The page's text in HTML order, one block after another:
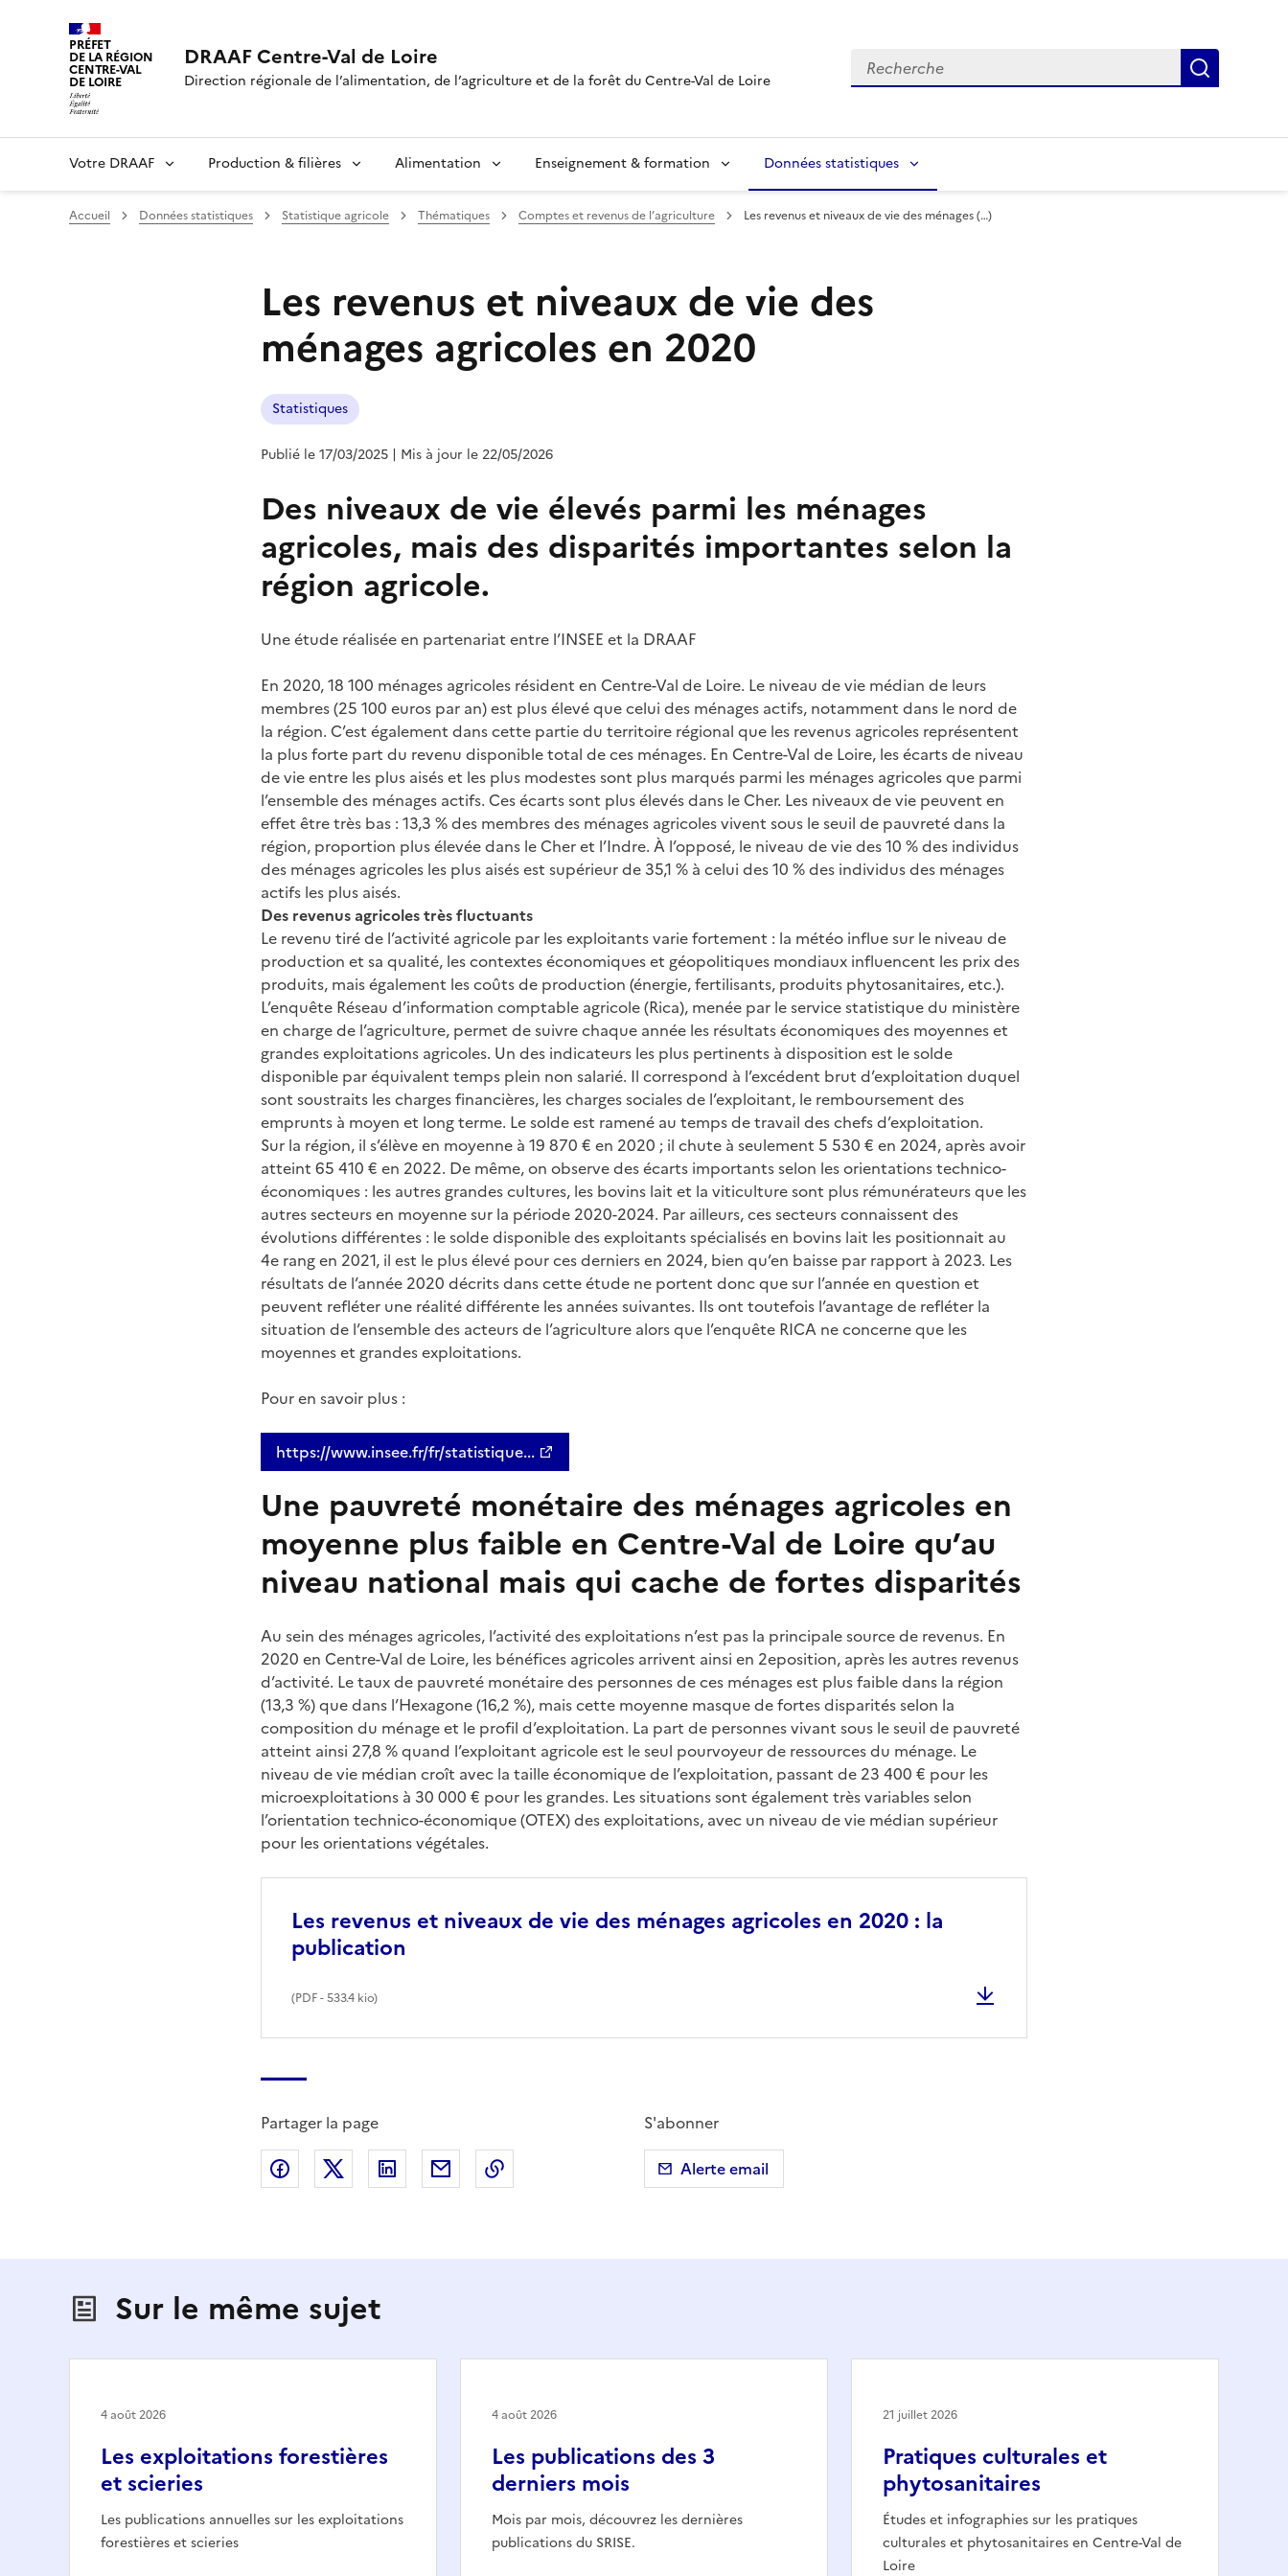
PRÉFET
DE LA RÉGION
CENTRE-VAL
DE LOIRE
DRAAF Centre-Val de Loire
Direction régionale de l’alimentation, de l’agriculture et de la forêt du Centre-Val de Loire
Recherche
Votre DRAAF Production & filières Alimentation Enseignement & formation Données statistiques
Accueil Données statistiques Statistique agricole Thématiques Comptes et revenus de l’agriculture Les revenus et niveaux de vie des ménages (…)
Les revenus et niveaux de vie des
ménages agricoles en 2020
Statistiques
Publié le 17/03/2025 | Mis à jour le 22/05/2026
Des niveaux de vie élevés parmi les ménages
agricoles, mais des disparités importantes selon la
région agricole.
Une étude réalisée en partenariat entre l’INSEE et la DRAAF
En 2020, 18 100 ménages agricoles résident en Centre-Val de Loire. Le niveau de vie médian de leurs
membres (25 100 euros par an) est plus élevé que celui des ménages actifs, notamment dans le nord de
la région. C’est également dans cette partie du territoire régional que les revenus agricoles représentent
la plus forte part du revenu disponible total de ces ménages. En Centre-Val de Loire, les écarts de niveau
de vie entre les plus aisés et les plus modestes sont plus marqués parmi les ménages agricoles que parmi
l’ensemble des ménages actifs. Ces écarts sont plus élevés dans le Cher. Les niveaux de vie peuvent en
effet être très bas : 13,3 % des membres des ménages agricoles vivent sous le seuil de pauvreté dans la
région, proportion plus élevée dans le Cher et l’Indre. À l’opposé, le niveau de vie des 10 % des individus
des ménages agricoles les plus aisés est supérieur de 35,1 % à celui des 10 % des individus des ménages
actifs les plus aisés.
Des revenus agricoles très fluctuants
Le revenu tiré de l’activité agricole par les exploitants varie fortement : la météo influe sur le niveau de
production et sa qualité, les contextes économiques et géopolitiques mondiaux influencent les prix des
produits, mais également les coûts de production (énergie, fertilisants, produits phytosanitaires, etc.).
L’enquête Réseau d’information comptable agricole (Rica), menée par le service statistique du ministère
en charge de l’agriculture, permet de suivre chaque année les résultats économiques des moyennes et
grandes exploitations agricoles. Un des indicateurs les plus pertinents à disposition est le solde
disponible par équivalent temps plein non salarié. Il correspond à l’excédent brut d’exploitation duquel
sont soustraits les charges financières, les charges sociales de l’exploitant, le remboursement des
emprunts à moyen et long terme. Le solde est ramené au temps de travail des chefs d’exploitation.
Sur la région, il s’élève en moyenne à 19 870 € en 2020 ; il chute à seulement 5 530 € en 2024, après avoir
atteint 65 410 € en 2022. De même, on observe des écarts importants selon les orientations technico-
économiques : les autres grandes cultures, les bovins lait et la viticulture sont plus rémunérateurs que les
autres secteurs en moyenne sur la période 2020-2024. Par ailleurs, ces secteurs connaissent des
évolutions différentes : le solde disponible des exploitants spécialisés en bovins lait les positionnait au
4e rang en 2021, il est le plus élevé pour ces derniers en 2024, bien qu’en baisse par rapport à 2023. Les
résultats de l’année 2020 décrits dans cette étude ne portent donc que sur l’année en question et
peuvent refléter une réalité différente les années suivantes. Ils ont toutefois l’avantage de refléter la
situation de l’ensemble des acteurs de l’agriculture alors que l’enquête RICA ne concerne que les
moyennes et grandes exploitations.
Pour en savoir plus :
https://www.insee.fr/fr/statistique...
Une pauvreté monétaire des ménages agricoles en
moyenne plus faible en Centre-Val de Loire qu’au
niveau national mais qui cache de fortes disparités
Au sein des ménages agricoles, l’activité des exploitations n’est pas la principale source de revenus. En
2020 en Centre-Val de Loire, les bénéfices agricoles arrivent ainsi en 2eposition, après les autres revenus
d’activité. Le taux de pauvreté monétaire des personnes de ces ménages est plus faible dans la région
(13,3 %) que dans l’Hexagone (16,2 %), mais cette moyenne masque de fortes disparités selon la
composition du ménage et le profil d’exploitation. La part de personnes vivant sous le seuil de pauvreté
atteint ainsi 27,8 % quand l’exploitant agricole est le seul pourvoyeur de ressources du ménage. Le
niveau de vie médian croît avec la taille économique de l’exploitation, passant de 23 400 € pour les
microexploitations à 30 000 € pour les grandes. Les situations sont également très variables selon
l’orientation technico-économique (OTEX) des exploitations, avec un niveau de vie médian supérieur
pour les orientations végétales.
Les revenus et niveaux de vie des ménages agricoles en 2020 : la
publication
(PDF- 533.4 kio)
Partager la page
Partager sur Facebook
Partager sur X (anciennement Twitter)
Partager sur LinkedIn
Partager par emailCopier dans le presse-papier
S'abonner
Alerte email
Sur le même sujet
Les exploitations forestières
et scieries
Les publications annuelles sur les exploitations
forestières et scieries
4 août 2026
Les publications des 3
derniers mois
Mois par mois, découvrez les dernières
publications du SRISE.
4 août 2026
Pratiques culturales et
phytosanitaires
Études et infographies sur les pratiques
culturales et phytosanitaires en Centre-Val de
Loire
21 juillet 2026